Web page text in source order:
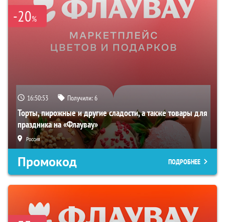
-20%
16:50:52 Получили:6
Торты, пирожные и другие сладости, а также товары для
праздника на «Флаувау»
Россия
Промокод ПОДРОБНЕЕ